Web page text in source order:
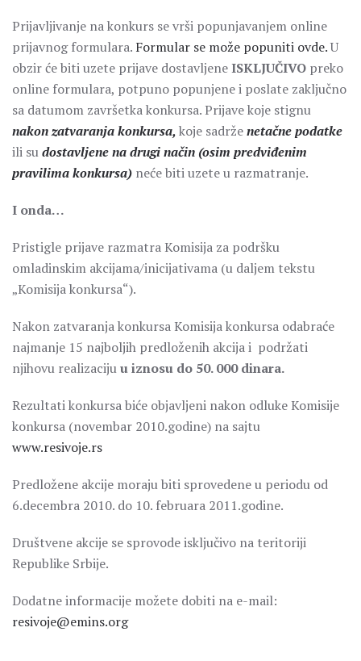
Prijavljivanje na konkurs se vrši popunjavanjem online
prijavnog formulara. Formular se može popuniti ovde.U
obzir će biti uzete prijave dostavljeneISKLJUČIVO preko
online formulara, potpuno popunjene i poslate zaključno
sa datumom završetka konkursa. Prijave koje stignu
nakon zatvaranja konkursa,koje sadrženetačne podatke
ili sudostavljene na drugi način (osim predviđenim
pravilima konkursa) neće biti uzete u razmatranje.
I onda…
Pristigle prijave razmatra Komisija za podršku
omladinskim akcijama/inicijativama (u daljem tekstu
„Komisija konkursa“).
Nakon zatvaranja konkursa Komisija konkursa odabraće
najmanje 15 najboljih predloženih akcija i podržati
njihovu realizacijuu iznosu do 50. 000 dinara.
Rezultati konkursa biće objavljeni nakon odluke Komisije
konkursa (novembar 2010.godine) na sajtu
www.resivoje.rs
Predložene akcije moraju biti sprovedene u periodu od
6.decembra 2010. do 10. februara 2011.godine.
Društvene akcije se sprovode isključivo na teritoriji
Republike Srbije.
Dodatne informacije možete dobiti na e-mail:
resivoje@emins.org